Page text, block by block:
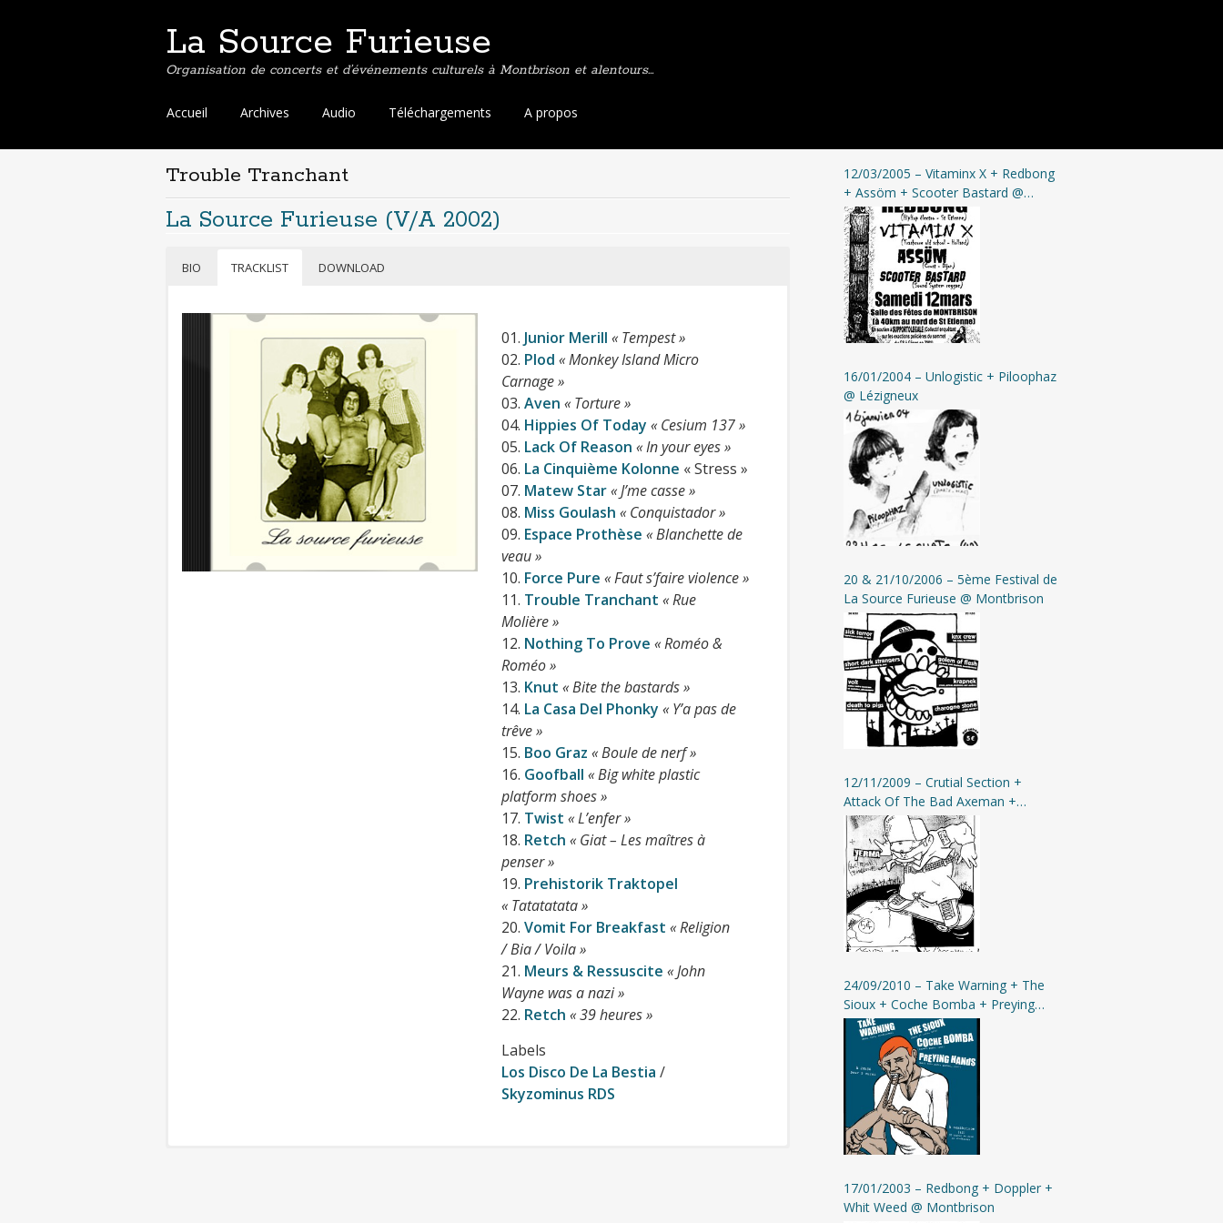
La Source Furieuse
Organisation de concerts et d’événements culturels à Montbrison et alentours…
Aller
contenu
principal
Accueil Archives Audio Téléchargements A propos
Trouble Tranchant
La Source Furieuse (V/A 2002)
BIO TRACKLIST DOWNLOAD
Qui a un carnet
d’adresse long comme
le bras ?
Disponible pour 10€ en VPC et dans
toutes les bonnesdistrosde l’époque,
cette compilation et ses
nombreuses pépites est à présent introuvable.
01. Junior Merill « Tempest »
02. Plod « Monkey Island Micro
Carnage »
03. Aven « Torture »
04. Hippies Of Today « Cesium 137 »
05. Lack Of Reason « In your eyes »
06. La Cinquième Kolonne « Stress »
07. Matew Star« J’me casse »
08. Miss Goulash « Conquistador »
09. Espace Prothèse « Blanchette de
veau »
10. Force Pure « Faut s’faire violence »
11. Trouble Tranchant « Rue
Molière »
12. Nothing To Prove « Roméo &
Roméo »
13. Knut « Bite the bastards »
14. La Casa Del Phonky « Y’a pas de
trêve »
15. Boo Graz « Boule de nerf »
16. Goofball « Big white plastic
platform shoes »
17. Twist « L’enfer »
18. Retch « Giat – Les maîtres à
penser »
19. Prehistorik Traktopel
« Tatatatata »
20. Vomit For Breakfast « Religion
/ Bia / Voila »
21. Meurs & Ressuscite « John
Wayne was a nazi »
22. Retch « 39 heures »
Labels
Los Disco De La Bestia /
Skyzominus RDS
12/03/2005 – Vitaminx X + Redbong
+ Assöm + Scooter Bastard @
Montbrison
16/01/2004 – Unlogistic + Piloophaz
@ Lézigneux
20 & 21/10/2006 – 5ème Festival de
La Source Furieuse @ Montbrison
12/11/2009 – Crutial Section +
Attack Of The Bad Axeman +
Yerma @ St-Etienne (L’Assommoir)
24/09/2010 – Take Warning + The
Sioux + Coche Bomba + Preying
Hands @ Moingt
17/01/2003 – Redbong + Doppler +
Whit Weed @ Montbrison